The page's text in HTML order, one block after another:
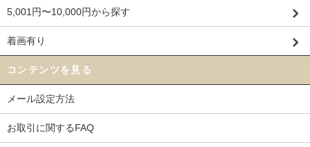
5,001円〜10,000円から探す
着画有り
コンテンツを見る
メール設定方法
お取引に関するFAQ